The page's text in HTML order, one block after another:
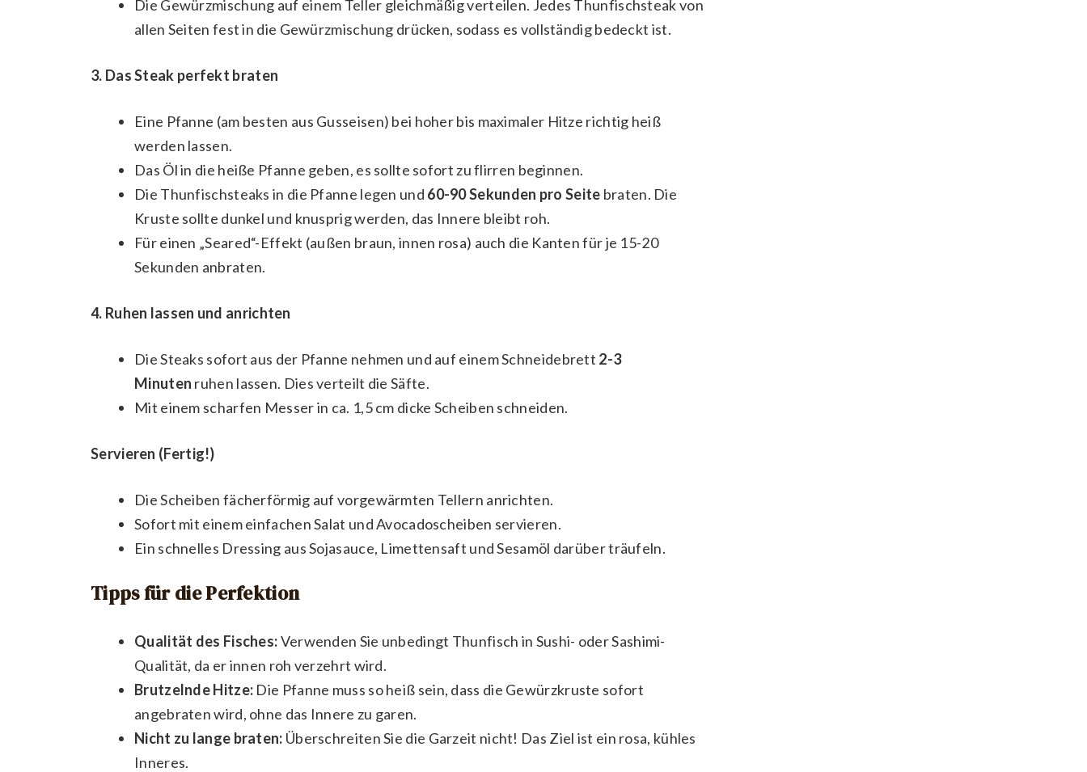
Die Gewürzmischung auf einem Teller gleichmäßig verteilen. Jedes Thunfischsteak von
allen Seiten fest in die Gewürzmischung drücken, sodass es vollständig bedeckt ist.
3. Das Steak perfekt braten
Eine Pfanne (am besten aus Gusseisen) bei hoher bis maximaler Hitze richtig heiß
werden lassen.
Das Öl in die heiße Pfanne geben, es sollte sofort zu flirren beginnen.
Die Thunfischsteaks in die Pfanne legen und 60-90 Sekunden pro Seite braten. Die
Kruste sollte dunkel und knusprig werden, das Innere bleibt roh.
Für einen „Seared“-Effekt (außen braun, innen rosa) auch die Kanten für je 15-20
Sekunden anbraten.
4. Ruhen lassen und anrichten
Die Steaks sofort aus der Pfanne nehmen und auf einem Schneidebrett 2-3
Minuten ruhen lassen. Dies verteilt die Säfte.
Mit einem scharfen Messer in ca. 1,5 cm dicke Scheiben schneiden.
Servieren (Fertig!)
Die Scheiben fächerförmig auf vorgewärmten Tellern anrichten.
Sofort mit einem einfachen Salat und Avocadoscheiben servieren.
Ein schnelles Dressing aus Sojasauce, Limettensaft und Sesamöl darüber träufeln.
Tipps für die Perfektion
Qualität des Fisches:Verwenden Sie unbedingt Thunfisch in Sushi- oder Sashimi-
Qualität, da er innen roh verzehrt wird.
Brutzelnde Hitze: Die Pfanne muss so heiß sein, dass die Gewürzkruste sofort
angebraten wird, ohne das Innere zu garen.
Nicht zu lange braten: Überschreiten Sie die Garzeit nicht! Das Ziel ist ein rosa, kühles
Inneres.